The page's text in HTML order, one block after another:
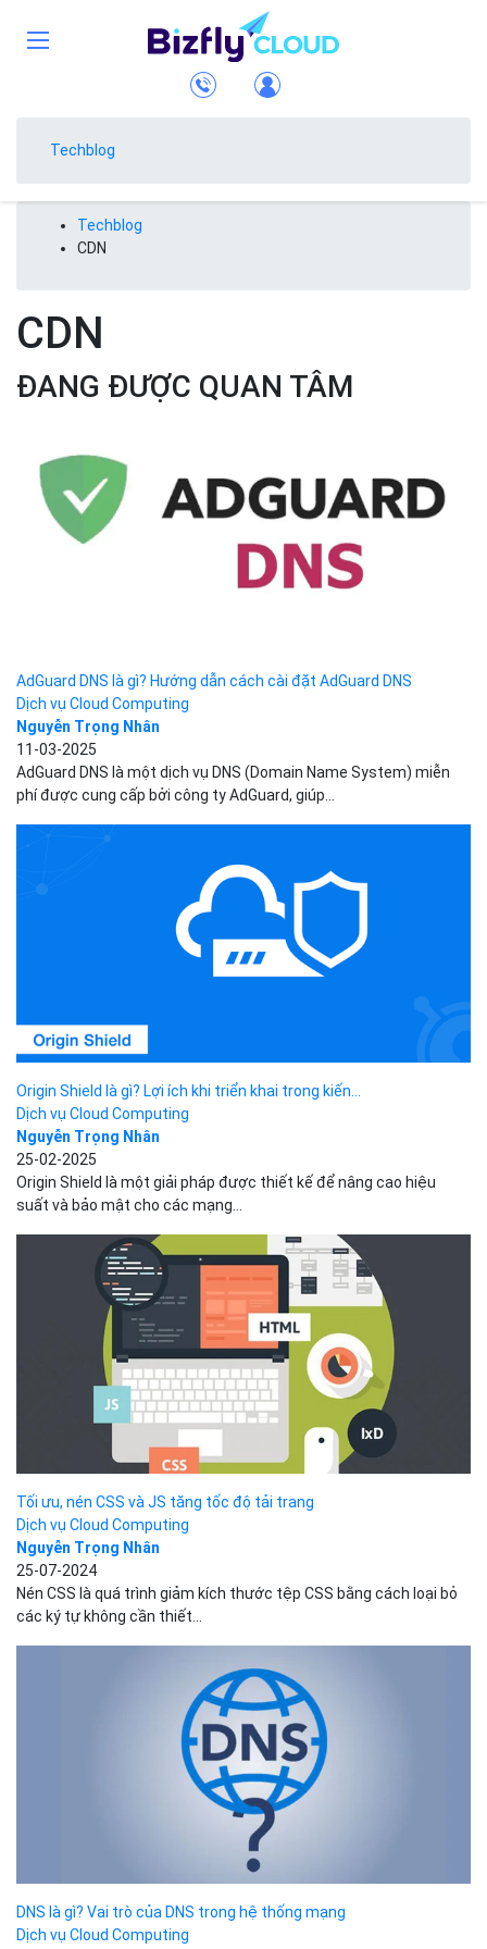
Techblog
Techblog
CDN
CDN
ĐANG ĐƯỢC QUAN TÂM
AdGuard DNS là gì? Hướng dẫn cách cài đặt AdGuard DNS
Dịch vụ Cloud Computing
Nguyễn Trọng Nhân
11-03-2025
AdGuard DNS là một dịch vụ DNS (Domain Name System) miễn
phí được cung cấp bởi công ty AdGuard, giúp...
Origin Shield là gì? Lợi ích khi triển khai trong kiến...
Dịch vụ Cloud Computing
Nguyễn Trọng Nhân
25-02-2025
Origin Shield là một giải pháp được thiết kế để nâng cao hiệu
suất và bảo mật cho các mạng...
Tối ưu, nén CSS và JS tăng tốc độ tải trang
Dịch vụ Cloud Computing
Nguyễn Trọng Nhân
25-07-2024
Nén CSS là quá trình giảm kích thước tệp CSS bằng cách loại bỏ
các ký tự không cần thiết...
DNS là gì? Vai trò của DNS trong hệ thống mạng
Dịch vụ Cloud Computing